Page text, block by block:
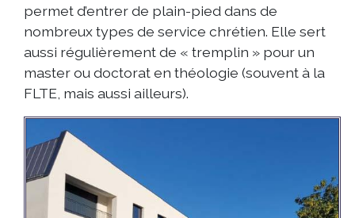
permet d’entrer de plain-pied dans de
nombreux types de service chrétien. Elle sert
aussi régulièrement de « tremplin » pour un
master ou doctorat en théologie (souvent à la
FLTE, mais aussi ailleurs).